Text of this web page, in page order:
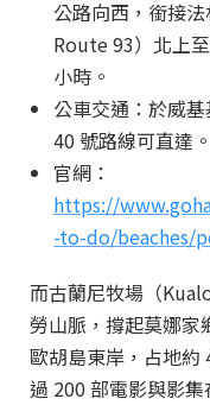
公路向西，銜接
Route 93）北上
小時。
公車交通：於威
40 號路線可直達。
官網：
https://
-to-do/beaches/
而古蘭尼牧場（
勞山脈，撐起莫娜家
歐胡島東岸，占地約
過 200 部電影與影